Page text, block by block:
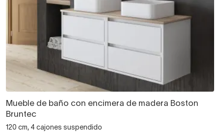
Mueble de baño con encimera de madera Boston
Bruntec
120 cm, 4 cajones suspendido